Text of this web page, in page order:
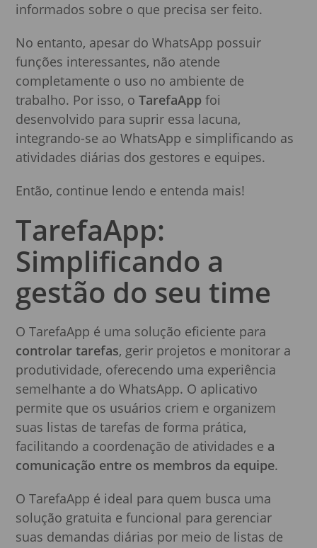
informados sobre o que precisa ser feito.
No entanto, apesar do WhatsApp possuir
funções interessantes, não atende
completamente o uso no ambiente de
trabalho. Por isso, oTarefaApp foi
desenvolvido para suprir essa lacuna,
integrando-se ao WhatsApp e simplificando as
atividades diárias dos gestores e equipes.
Então, continue lendo e entenda mais!
TarefaApp:
Simplificando a
gestão do seu time
O TarefaApp é uma solução eficiente para
controlar tarefas, gerir projetos e monitorar a
produtividade, oferecendo uma experiência
semelhante a do WhatsApp. O aplicativo
permite que os usuários criem e organizem
suas listas de tarefas de forma prática,
facilitando a coordenação de atividades e a
comunicação entre os membros da equipe.
O TarefaApp é ideal para quem busca uma
solução gratuita e funcional para gerenciar
suas demandas diárias por meio de listas de